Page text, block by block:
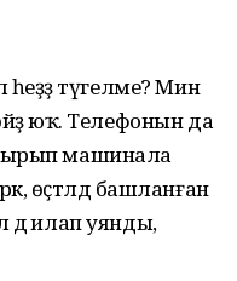
һеҙҙә түгелме? Мин
юҡ. Телефонын да
машинала
өҫтәлдә башланған
илап уянды,